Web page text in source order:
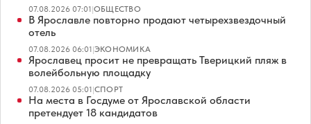
07.08.2026 07:01|ОБЩЕСТВО
В Ярославле повторно продают четырехзвездочный
отель
07.08.2026 06:01|ЭКОНОМИКА
Ярославец просит не превращать Тверицкий пляж в
волейбольную площадку
07.08.2026 05:01|СПОРТ
На места в Госдуме от Ярославской области
претендует 18 кандидатов